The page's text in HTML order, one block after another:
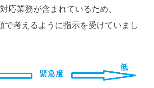
応業務が含まれているため、
考えるように指示を受けていまし